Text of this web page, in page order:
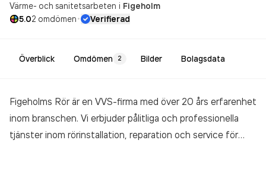
Värme- och sanitetsarbeten i Figeholm
5.02 omdömen· Verifierad
Överblick Omdömen 2 Bilder Bolagsdata
Figeholms Rör är en VVS-firma med över 20 års erfarenhet
inom branschen. Vi erbjuder pålitliga och professionella
tjänster inom rörinstallation, reparation och service för